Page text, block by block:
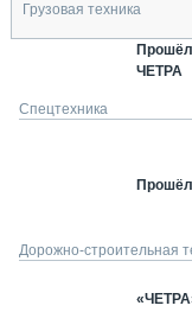
Грузовая техника
ЧЕТРА
Спецтехника
Прошёл
Дорожно-строительная